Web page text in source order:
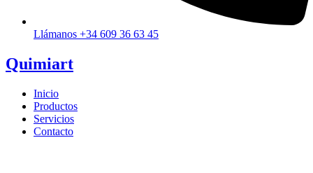
Llámanos +34 609 36 63 45
Quimiart
Inicio
Productos
Servicios
Contacto